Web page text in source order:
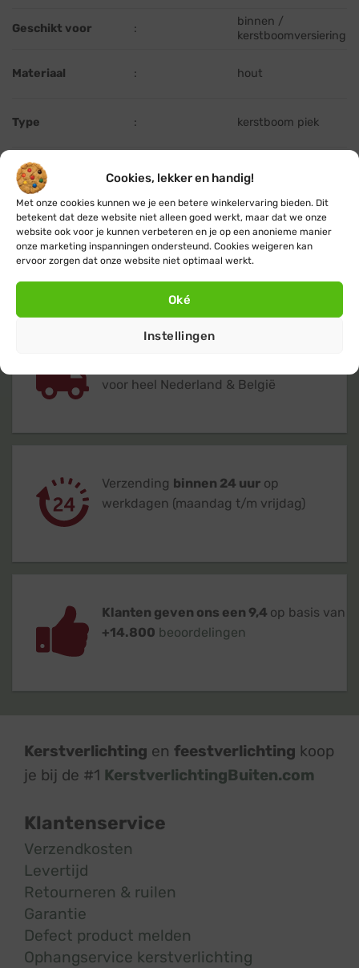
Cookies, lekker en handig!
Met onze cookies kunnen we je een betere winkelervaring bieden. Dit
betekent dat deze website niet alleen goed werkt, maar dat we onze
website ook voor je kunnen verbeteren en je op een anonieme manier
onze marketing inspanningen ondersteund. Cookies weigeren kan
ervoor zorgen dat onze website niet optimaal werkt.
Oké
Instellingen
Geschikt voor :
binnen /
kerstboomversiering
Materiaal : hout
Type : kerstboom piek
Afmetingen L x B x
H (cm)
: 11 x 3,4 x 11 cm
Staand of hangend staand
voor heel Nederland & België
Verzending binnen 24 uur op
werkdagen (maandag t/m vrijdag)
Klanten geven ons een 9,4 op basis van
+14.800 beoordelingen
Kerstverlichting en feestverlichting koop
je bij de #1 KerstverlichtingBuiten.com
Klantenservice
Verzendkosten
Levertijd
Retourneren & ruilen
Garantie
Defect product melden
Ophangservice kerstverlichting